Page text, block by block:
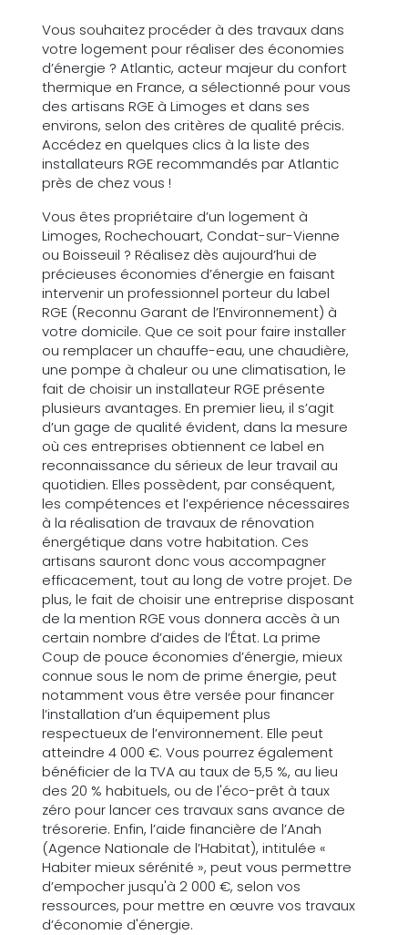
Vous souhaitez procéder à des travaux dans
votre logement pour réaliser des économies
d’énergie ? Atlantic, acteur majeur du confort
thermique en France, a sélectionné pour vous
des artisans RGE à Limoges et dans ses
environs, selon des critères de qualité précis.
Accédez en quelques clics à la liste des
installateurs RGE recommandés par Atlantic
près de chez vous !
Vous êtes propriétaire d’un logement à
Limoges, Rochechouart, Condat-sur-Vienne
ou Boisseuil ? Réalisez dès aujourd’hui de
précieuses économies d’énergie en faisant
intervenir un professionnel porteur du label
RGE (Reconnu Garant de l’Environnement) à
votre domicile. Que ce soit pour faire installer
ou remplacer un chauffe-eau, une chaudière,
une pompe à chaleur ou une climatisation, le
fait de choisir un installateur RGE présente
plusieurs avantages. En premier lieu, il s’agit
d’un gage de qualité évident, dans la mesure
où ces entreprises obtiennent ce label en
reconnaissance du sérieux de leur travail au
quotidien. Elles possèdent, par conséquent,
les compétences et l’expérience nécessaires
à la réalisation de travaux de rénovation
énergétique dans votre habitation. Ces
artisans sauront donc vous accompagner
efficacement, tout au long de votre projet. De
plus, le fait de choisir une entreprise disposant
de la mention RGE vous donnera accès à un
certain nombre d’aides de l’État. La prime
Coup de pouce économies d’énergie, mieux
connue sous le nom de prime énergie, peut
notamment vous être versée pour financer
l’installation d’un équipement plus
respectueux de l’environnement. Elle peut
atteindre 4 000 €. Vous pourrez également
bénéficier de la TVA au taux de 5,5 %, au lieu
des 20 % habituels, ou de l'éco-prêt à taux
zéro pour lancer ces travaux sans avance de
trésorerie. Enfin, l’aide financière de l’Anah
(Agence Nationale de l’Habitat), intitulée «
Habiter mieux sérénité », peut vous permettre
d’empocher jusqu'à 2 000 €, selon vos
ressources, pour mettre en œuvre vos travaux
d’économie d'énergie.